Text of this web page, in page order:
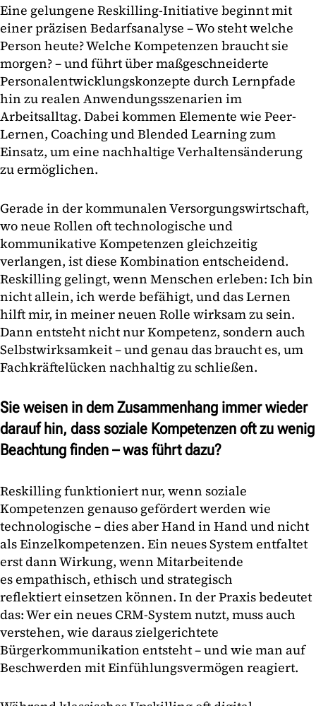
Eine gelungene Reskilling-Initiative beginnt mit
einer präzisen Bedarfsanalyse – Wo steht welche
Person heute? Welche Kompetenzen braucht sie
morgen? – und führt über maßgeschneiderte
Personalentwicklungskonzepte durch Lernpfade
hin zu realen Anwendungsszenarien im
Arbeitsalltag. Dabei kommen Elemente wie Peer-
Lernen, Coaching und Blended Learning zum
Einsatz, um eine nachhaltige Verhaltensänderung
zu ermöglichen.
Gerade in der kommunalen Versorgungswirtschaft,
wo neue Rollen oft technologische und
kommunikative Kompetenzen gleichzeitig
verlangen, ist diese Kombination entscheidend.
Reskilling gelingt, wenn Menschen erleben: Ich bin
nicht allein, ich werde befähigt, und das Lernen
hilft mir, in meiner neuen Rolle wirksam zu sein.
Dann entsteht nicht nur Kompetenz, sondern auch
Selbstwirksamkeit – und genau das braucht es, um
Fachkräftelücken nachhaltig zu schließen.
Sie weisen in dem Zusammenhang immer wieder
darauf hin, dass soziale Kompetenzen oft zu wenig
Beachtung finden – was führt dazu?
Reskilling funktioniert nur, wenn soziale
Kompetenzen genauso gefördert werden wie
technologische – dies aber Hand in Hand und nicht
als Einzelkompetenzen. Ein neues System entfaltet
erst dann Wirkung, wenn Mitarbeitende
es empathisch, ethisch und strategisch
reflektiert einsetzen können. In der Praxis bedeutet
das: Wer ein neues CRM-System nutzt, muss auch
verstehen, wie daraus zielgerichtete
Bürgerkommunikation entsteht – und wie man auf
Beschwerden mit Einfühlungsvermögen reagiert.